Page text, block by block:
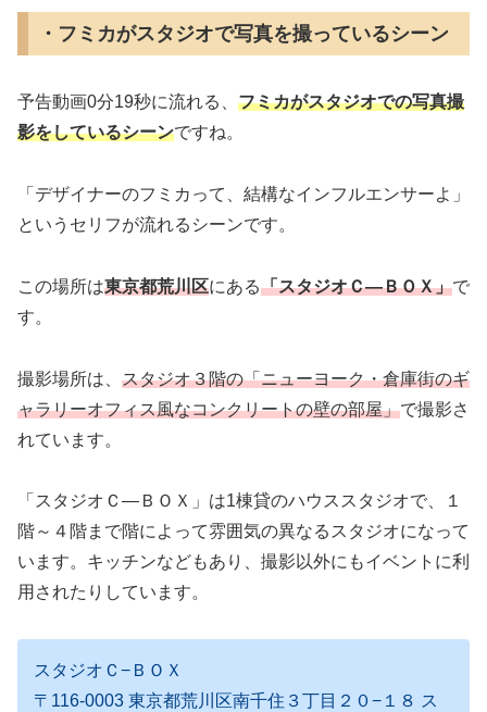
・フミカがスタジオで写真を撮っているシーン
予告動画0分19秒に流れる、 フミカがスタジオでの写真撮
影をしているシーンですね。
「デザイナーのフミカって、結構なインフルエンサーよ」
というセリフが流れるシーンです。
この場所は東京都荒川区にある「スタジオＣ―ＢＯＸ」で
す。
撮影場所は、 スタジオ３階の「ニューヨーク・倉庫街のギ
ャラリーオフィス風なコンクリートの壁の部屋」で撮影さ
れています。
「スタジオＣ―ＢＯＸ」は1棟貸のハウススタジオで、１
階～４階まで階によって雰囲気の異なるスタジオになって
います。キッチンなどもあり、撮影以外にもイベントに利
用されたりしています。
スタジオＣ−ＢＯＸ
〒116-0003 東京都荒川区南千住３丁目２０−１８ ス